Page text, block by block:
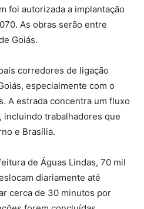
foi autorizada a implantação
As obras serão entre
Goiás.
corredores de ligação
especialmente com o
A estrada concentra um fluxo
trabalhadores que
e Brasília.
de Águas Lindas, 70 mil
diariamente até
cerca de 30 minutos por